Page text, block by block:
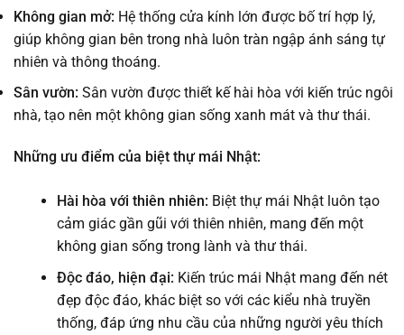
Không gian mở: Hệ thống cửa kính lớn được bố trí hợp lý,
giúp không gian bên trong nhà luôn tràn ngập ánh sáng tự
nhiên và thông thoáng.
Sân vườn: Sân vườn được thiết kế hài hòa với kiến trúc ngôi
nhà, tạo nên một không gian sống xanh mát và thư thái.
Những ưu điểm của biệt thự mái Nhật:
Hài hòa với thiên nhiên: Biệt thự mái Nhật luôn tạo
cảm giác gần gũi với thiên nhiên, mang đến một
không gian sống trong lành và thư thái.
Độc đáo, hiện đại: Kiến trúc mái Nhật mang đến nét
đẹp độc đáo, khác biệt so với các kiểu nhà truyền
thống, đáp ứng nhu cầu của những người yêu thích